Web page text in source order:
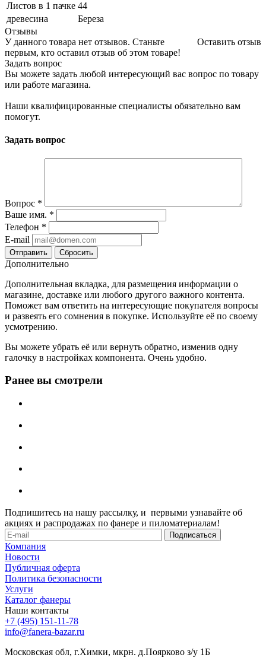
Листов в 1 пачке 44
древесина
Береза
Отзывы
Оставить отзыв
У данного товара нет отзывов. Станьте
первым, кто оставил отзыв об этом товаре!
Задать вопрос
Вы можете задать любой интересующий вас вопрос по товару
или работе магазина.
Наши квалифицированные специалисты обязательно вам
помогут.
Задать вопрос
Вопрос *
Ваше имя. *
Телефон *
E-mail
Сбросить
Дополнительно
Дополнительная вкладка, для размещения информации о
магазине, доставке или любого другого важного контента.
Поможет вам ответить на интересующие покупателя вопросы
и развеять его сомнения в покупке. Используйте её по своему
усмотрению.
Вы можете убрать её или вернуть обратно, изменив одну
галочку в настройках компонента. Очень удобно.
Ранее вы смотрели
Подпишитесь на нашу рассылку, и первыми узнавайте об
акциях и распродажах по фанере и пиломатериалам!
Компания
Новости
Публичная оферта
Политика безопасности
Услуги
Каталог фанеры
Наши контакты
+7 (495) 151-11-78
info@fanera-bazar.ru
Московская обл, г.Химки, мкрн. д.Поярково з/у 1Б